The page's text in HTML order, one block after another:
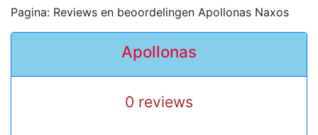
Pagina: Reviews en beoordelingen Apollonas Naxos
Apollonas
0 reviews